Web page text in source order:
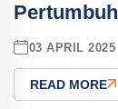
03 APRIL 2025
READ MORE